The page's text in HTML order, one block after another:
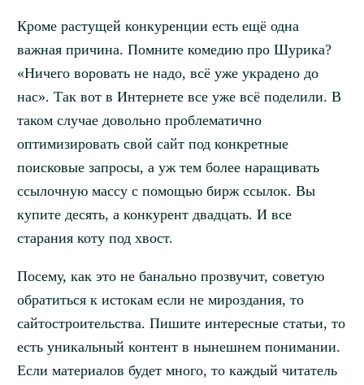
Кроме растущей конкуренции есть ещё одна
важная причина. Помните комедию про Шурика?
«Ничего воровать не надо, всё уже украдено до
нас». Так вот в Интернете все уже всё поделили. В
таком случае довольно проблематично
оптимизировать свой сайт под конкретные
поисковые запросы, а уж тем более наращивать
ссылочную массу с помощью бирж ссылок. Вы
купите десять, а конкурент двадцать. И все
старания коту под хвост.
Посему, как это не банально прозвучит, советую
обратиться к истокам если не мироздания, то
сайтостроительства. Пишите интересные статьи, то
есть уникальный контент в нынешнем понимании.
Если материалов будет много, то каждый читатель